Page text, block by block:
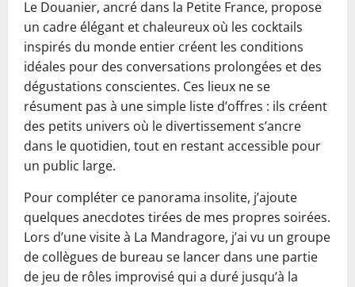
Le Douanier, ancré dans la Petite France, propose
un cadre élégant et chaleureux où les cocktails
inspirés du monde entier créent les conditions
idéales pour des conversations prolongées et des
dégustations conscientes. Ces lieux ne se
résument pas à une simple liste d’offres : ils créent
des petits univers où le divertissement s’ancre
dans le quotidien, tout en restant accessible pour
un public large.
Pour compléter ce panorama insolite, j’ajoute
quelques anecdotes tirées de mes propres soirées.
Lors d’une visite à La Mandragore, j’ai vu un groupe
de collègues de bureau se lancer dans une partie
de jeu de rôles improvisé qui a duré jusqu’à la